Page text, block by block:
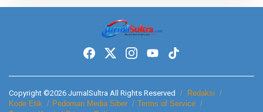
Copyright ©2026 JurnalSultra All Rights Reserved
Redaksi
Kode Etik
Pedoman Media Siber
Terms of Service